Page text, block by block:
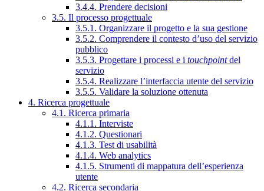
3.4.4. Prendere decisioni
3.5. Il processo progettuale
3.5.1. Organizzare il progetto e la sua gestione
3.5.2. Comprendere il contesto d’uso del servizio
pubblico
3.5.3. Progettare i processi e i touchpointdel
servizio
3.5.4. Realizzare l’interfaccia utente del servizio
3.5.5. Validare la soluzione ottenuta
4. Ricerca progettuale
4.1. Ricerca primaria
4.1.1. Interviste
4.1.2. Questionari
4.1.3. Test di usabilità
4.1.4. Web analytics
4.1.5. Strumenti di mappatura dell’esperienza
utente
4.2. Ricerca secondaria